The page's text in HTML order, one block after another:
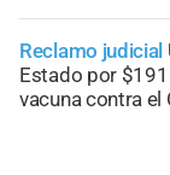
Reclamo judicial
Estado por
vacuna contra el